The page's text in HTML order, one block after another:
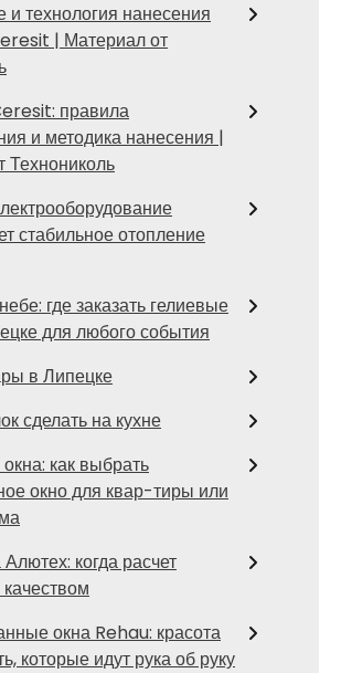
технология нанесения
| Материал от
правила
и методика нанесения |
Технониколь
стабильное отопление
где заказать гелиевые
для любого события
в Липецке
сделать на кухне
как выбрать
окно для квар-тиры или
когда расчет
окна Rehau: красота
которые идут рука об руку